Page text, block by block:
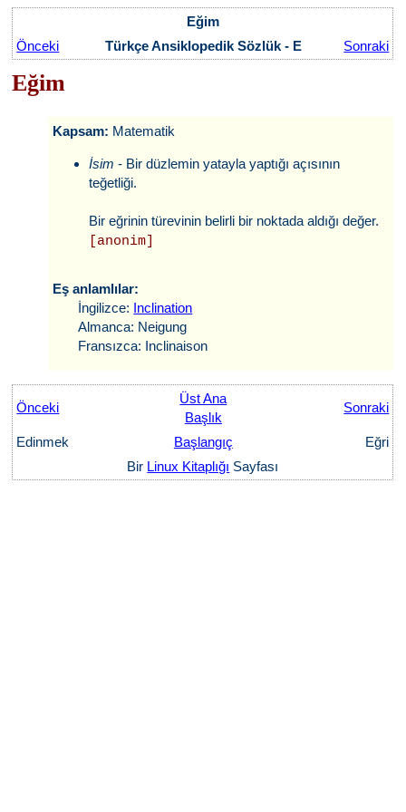
Eğim
Önceki
Türkçe Ansiklopedik Sözlük - E Sonraki
Eğim
Kapsam: Matematik
İsim - Bir düzlemin yatayla yaptığı açısının
teğetliği.
Bir eğrinin türevinin belirli bir noktada aldığı değer.
[anonim]
Eş anlamlılar:
İngilizce: Inclination
Almanca: Neigung
Fransızca: Inclinaison
Önceki
Üst Ana
Başlık
Sonraki
Edinmek Başlangıç
Eğri
Bir Linux Kitaplığı Sayfası